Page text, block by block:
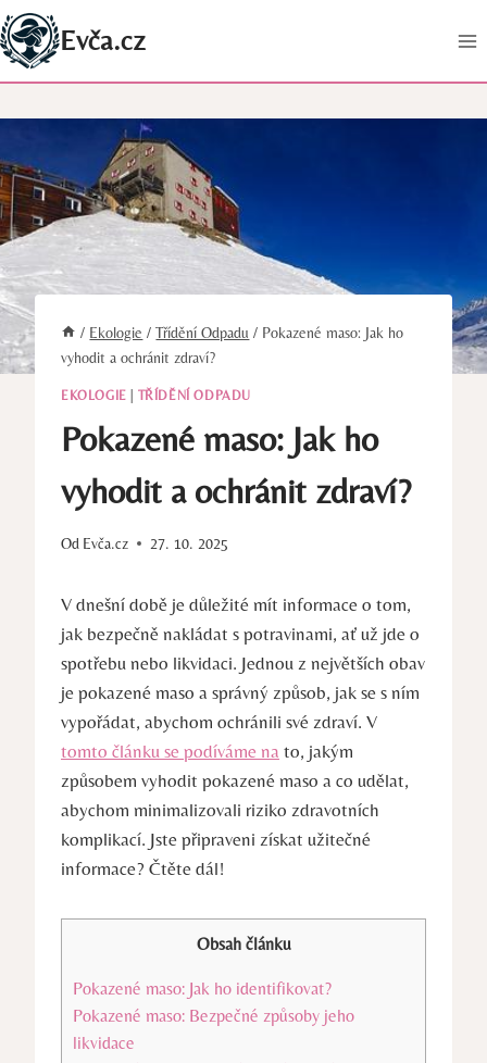
Přeskočit
na
obsah
Evča.cz
/ Ekologie / Třídění Odpadu / Pokazené maso: Jak ho
vyhodit a ochránit zdraví?
EKOLOGIE TŘÍDĚNÍ ODPADU
Pokazené maso: Jak ho
vyhodit a ochránit zdraví?
Od Evča.cz 27. 10. 2025
V dnešní době je důležité mít informace o tom,
jak bezpečně nakládat s potravinami, ať už jde o
spotřebu nebo likvidaci. Jednou z největších obav
je pokazené maso a správný způsob, jak se s ním
vypořádat, abychom ochránili své zdraví. V
tomto článku se podíváme na to, jakým
způsobem vyhodit pokazené maso a co udělat,
abychom minimalizovali riziko zdravotních
komplikací. Jste připraveni získat užitečné
informace? Čtěte dál!
Obsah článku
Pokazené maso: Jak ho identifikovat?
Pokazené maso: Bezpečné způsoby jeho
likvidace